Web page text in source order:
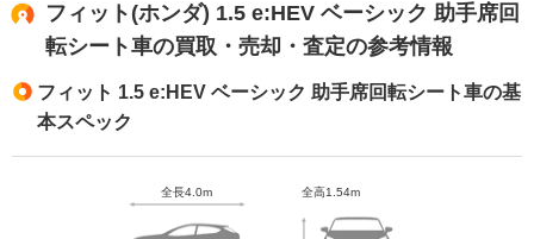
フィット(ホンダ) 1.5 e:HEV ベーシック 助手席回
転シート車の買取・売却・査定の参考情報
フィット 1.5 e:HEV ベーシック 助手席回転シート車の基
本スペック
全長4.0m 全高1.54m